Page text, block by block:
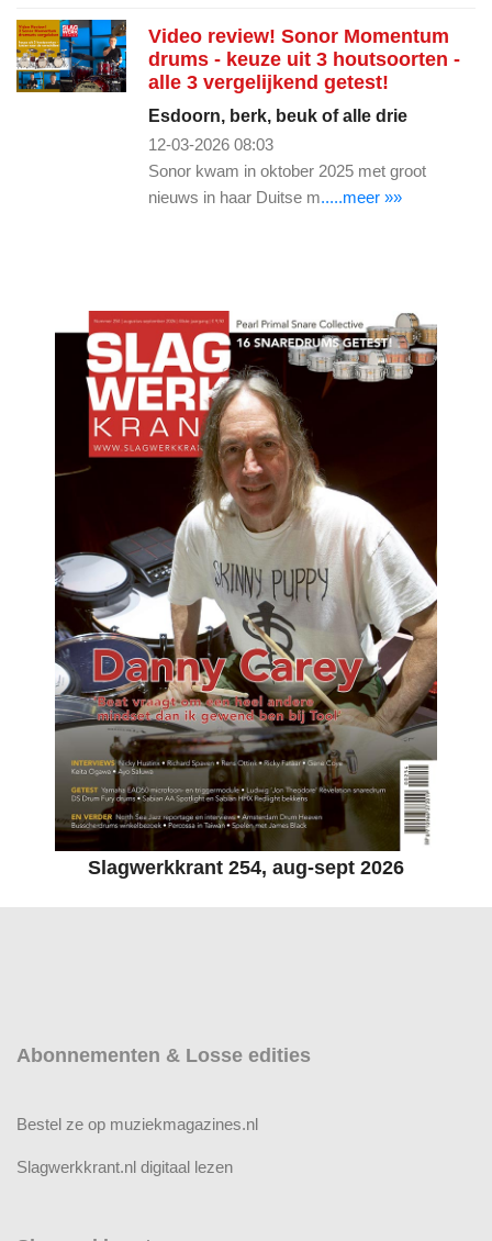
Video review! Sonor Momentum
drums - keuze uit 3 houtsoorten -
alle 3 vergelijkend getest!
Esdoorn, berk, beuk of alle drie
12-03-2026 08:03
Sonor kwam in oktober 2025 met groot
nieuws in haar Duitse m.....meer »»
Slagwerkkrant 254, aug-sept 2026
Abonnementen & Losse edities
Bestel ze op muziekmagazines.nl
Slagwerkkrant.nl digitaal lezen